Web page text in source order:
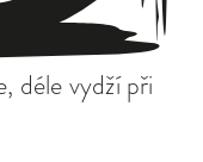
déle vydží při